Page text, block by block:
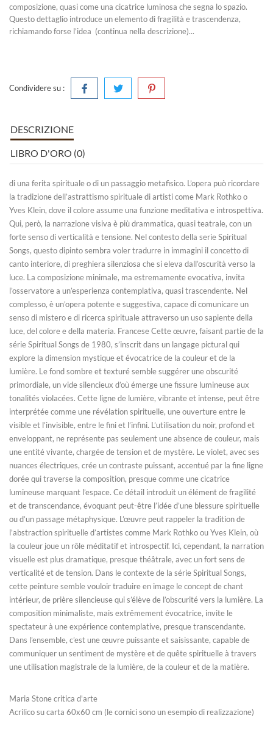
composizione, quasi come una cicatrice luminosa che segna lo spazio.
Questo dettaglio introduce un elemento di fragilità e trascendenza,
richiamando forse l’idea (continua nella descrizione)...
Condividere su :
DESCRIZIONE
LIBRO D'ORO (0)
di una ferita spirituale o di un passaggio metafisico. L’opera può ricordare
la tradizione dell’astrattismo spirituale di artisti come Mark Rothko o
Yves Klein, dove il colore assume una funzione meditativa e introspettiva.
Qui, però, la narrazione visiva è più drammatica, quasi teatrale, con un
forte senso di verticalità e tensione. Nel contesto della serie Spiritual
Songs, questo dipinto sembra voler tradurre in immagini il concetto di
canto interiore, di preghiera silenziosa che si eleva dall’oscurità verso la
luce. La composizione minimale, ma estremamente evocativa, invita
l’osservatore a un’esperienza contemplativa, quasi trascendente. Nel
complesso, è un’opera potente e suggestiva, capace di comunicare un
senso di mistero e di ricerca spirituale attraverso un uso sapiente della
luce, del colore e della materia. Francese Cette œuvre, faisant partie de la
série Spiritual Songs de 1980, s’inscrit dans un langage pictural qui
explore la dimension mystique et évocatrice de la couleur et de la
lumière. Le fond sombre et texturé semble suggérer une obscurité
primordiale, un vide silencieux d’où émerge une fissure lumineuse aux
tonalités violacées. Cette ligne de lumière, vibrante et intense, peut être
interprétée comme une révélation spirituelle, une ouverture entre le
visible et l’invisible, entre le fini et l’infini. L’utilisation du noir, profond et
enveloppant, ne représente pas seulement une absence de couleur, mais
une entité vivante, chargée de tension et de mystère. Le violet, avec ses
nuances électriques, crée un contraste puissant, accentué par la fine ligne
dorée qui traverse la composition, presque comme une cicatrice
lumineuse marquant l’espace. Ce détail introduit un élément de fragilité
et de transcendance, évoquant peut-être l’idée d’une blessure spirituelle
ou d’un passage métaphysique. L’œuvre peut rappeler la tradition de
l’abstraction spirituelle d’artistes comme Mark Rothko ou Yves Klein, où
la couleur joue un rôle méditatif et introspectif. Ici, cependant, la narration
visuelle est plus dramatique, presque théâtrale, avec un fort sens de
verticalité et de tension. Dans le contexte de la série Spiritual Songs,
cette peinture semble vouloir traduire en image le concept de chant
intérieur, de prière silencieuse qui s’élève de l’obscurité vers la lumière. La
composition minimaliste, mais extrêmement évocatrice, invite le
spectateur à une expérience contemplative, presque transcendante.
Dans l’ensemble, c’est une œuvre puissante et saisissante, capable de
communiquer un sentiment de mystère et de quête spirituelle à travers
une utilisation magistrale de la lumière, de la couleur et de la matière.
Maria Stone critica d'arte
Acrilico su carta 60x60 cm (le cornici sono un esempio di realizzazione)